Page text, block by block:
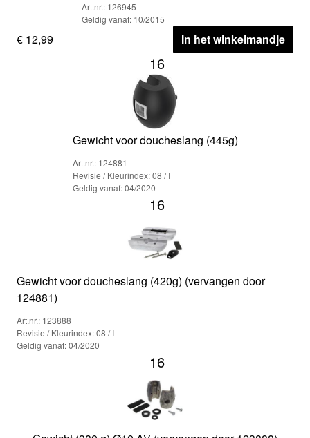
Art.nr.: 126945
Geldig vanaf: 10/2015
€ 12,99 In het winkelmandje
16
Gewicht voor doucheslang (445g)
Art.nr.: 124881
Revisie / Kleurindex: 08 / I
Geldig vanaf: 04/2020
16
Gewicht voor doucheslang (420g) (vervangen door
124881)
Art.nr.: 123888
Revisie / Kleurindex: 08 / I
Geldig vanaf: 04/2020
16